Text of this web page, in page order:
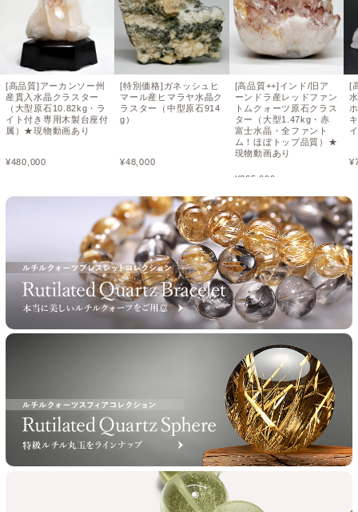
[高品質]アーカンソー州
産貫入水晶クラスター
（大型原石10.82kg・ラ
イト付き専用木製台座付
属）★現物動画あり
¥480,000
[特別価格]ガネッシュヒ
マール産ヒマラヤ水晶ク
ラスター（中型原石914
g）
¥48,000
[高品質++]インド/旧ア
ーンドラ産レッドファン
トムクォーツ原石クラス
ター（大型1.47kg・赤
富士水晶・全ファント
ム！ほぼトップ品質）★
現物動画あり
¥265,000
[
¥